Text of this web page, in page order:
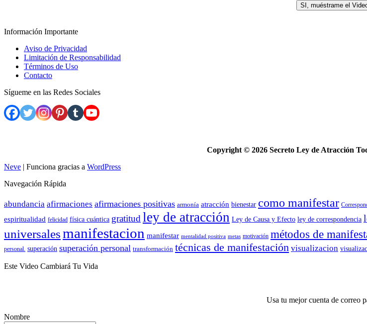
SI, muéstrame el
Información Importante
Aviso de Privacidad
Limitación de Responsabilidad
Términos de Uso
Contacto
Sígueme en las Redes Sociales
Copyright © 2026 Secreto Ley de Atracción
Neve | Funciona gracias a WordPress
Navegación Rápida
abundancia afirmaciones afirmaciones positivas armonía atracción bienestar como manifestar
espiritualidad felicidad física cuántica gratitud ley de atracción Ley de Causa y Efecto ley de correspondencia
universalesmanifestacion manifestar mentalidad positiva metas motivación métodos de
personal. superación superación personal transformación técnicas de manifestación visualizacion
Este Video Cambiará Tu Vida
Usa tu mejor cuenta de correo
Nombre